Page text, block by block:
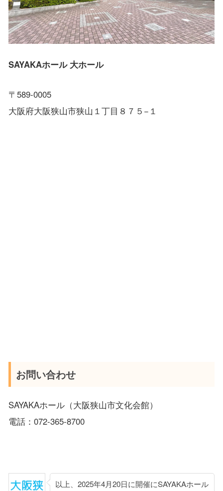
SAYAKAホール 大ホール
〒589-0005
大阪府大阪狭山市狭山１丁目８７５−１
お問い合わせ
SAYAKAホール（大阪狭山市文化会館）
電話：072-365-8700
以上、2025年4月20日に開催にSAYAKAホール